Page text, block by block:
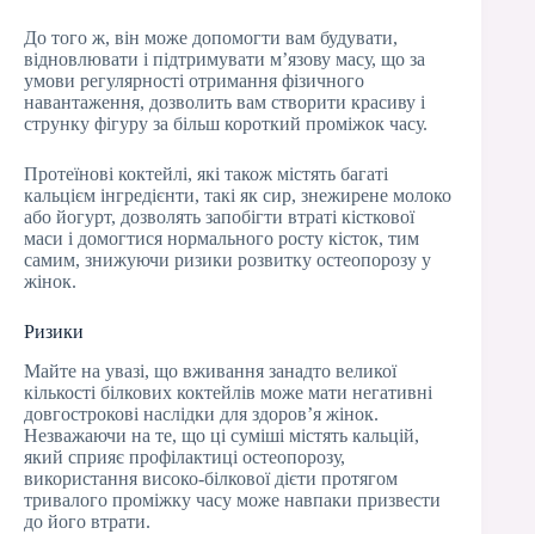
До того ж, він може допомогти вам будувати,
відновлювати і підтримувати м’язову масу, що за
умови регулярності отримання фізичного
навантаження, дозволить вам створити красиву і
струнку фігуру за більш короткий проміжок часу.
Протеїнові коктейлі, які також містять багаті
кальцієм інгредієнти, такі як сир, знежирене молоко
або йогурт, дозволять запобігти втраті кісткової
маси і домогтися нормального росту кісток, тим
самим, знижуючи ризики розвитку остеопорозу у
жінок.
Ризики
Майте на увазі, що вживання занадто великої
кількості білкових коктейлів може мати негативні
довгострокові наслідки для здоров’я жінок.
Незважаючи на те, що ці суміші містять кальцій,
який сприяє профілактиці остеопорозу,
використання високо-білкової дієти протягом
тривалого проміжку часу може навпаки призвести
до його втрати.